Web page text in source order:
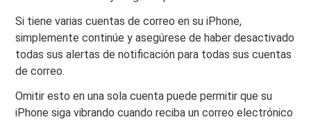
Si tiene varias cuentas de correo en su iPhone,
simplemente continúe y asegúrese de haber desactivado
todas sus alertas de notificación para todas sus cuentas
de correo.
Omitir esto en una sola cuenta puede permitir que su
iPhone siga vibrando cuando reciba un correo electrónico